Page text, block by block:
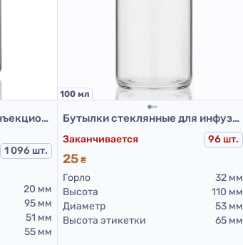
Флаконы стеклянные инъекционные коричневого цвета для Л-П, 100 мл, тип 3 (63 шт. упаковка)
1 096 шт.
20 мм
95 мм
51 мм
55 мм
100 мл
Бутылки стеклянные для инфузионных препаратов прозрачные 100 мл, тип 2
Заканчивается 96 шт.
25₴
Горло
32 мм
Высота
110 мм
Диаметр
53 мм
Высота этикетки
65 мм